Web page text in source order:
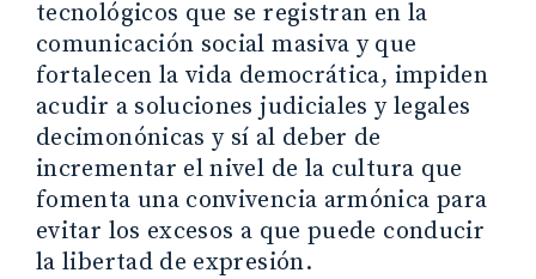
tecnológicos que se registran en la
comunicación social masiva y que
fortalecen la vida democrática, impiden
acudir a soluciones judiciales y legales
decimonónicas y sí al deber de
incrementar el nivel de la cultura que
fomenta una convivencia armónica para
evitar los excesos a que puede conducir
la libertad de expresión.